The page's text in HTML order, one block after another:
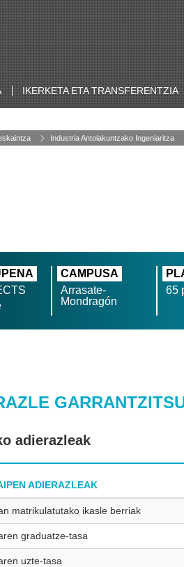
IKERKETA ETA TRANSFERENTZIA
Industria Antolakuntzako Ingeniaritza
CAMPUSA
Arrasate-
Mondragón
65
adierazleak
ADIERAZLEAK
matrikulatutako ikasle berriak
graduatze-tasa
uzte-tasa